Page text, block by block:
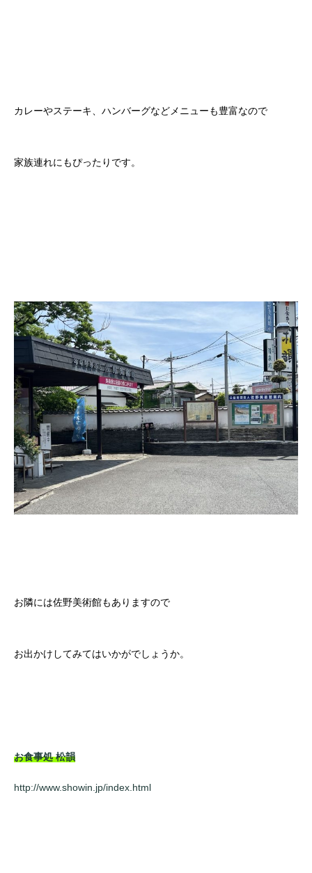
カレーやステーキ、ハンバーグなどメニューも豊富なので
家族連れにもぴったりです。
お隣には佐野美術館もありますので
お出かけしてみてはいかがでしょうか。
お食事処 松韻
http://www.showin.jp/index.html